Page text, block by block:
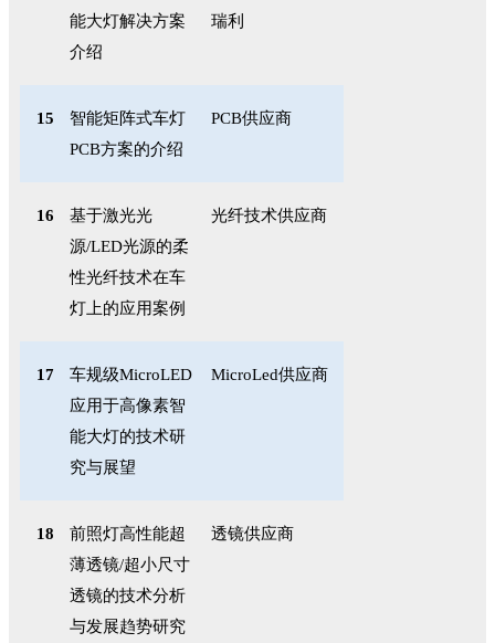
能大灯解决方案
介绍
瑞利
15
智能矩阵式车灯
PCB方案的介绍
PCB供应商
16
基于激光光
源/LED光源的柔
性光纤技术在车
灯上的应用案例
光纤技术供应商
17 车规级MicroLED
应用于高像素智
能大灯的技术研
究与展望
MicroLed供应商
18
前照灯高性能超
薄透镜/超小尺寸
透镜的技术分析
与发展趋势研究
透镜供应商